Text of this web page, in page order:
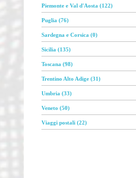
Piemonte e Val d'Aosta (122)
Puglia (76)
Sardegna e Corsica (0)
Sicilia (135)
Toscana (98)
Trentino Alto Adige (31)
Umbria (33)
Veneto (50)
Viaggi postali (22)